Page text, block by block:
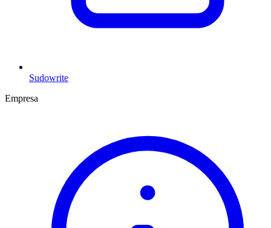
Sudowrite
Empresa